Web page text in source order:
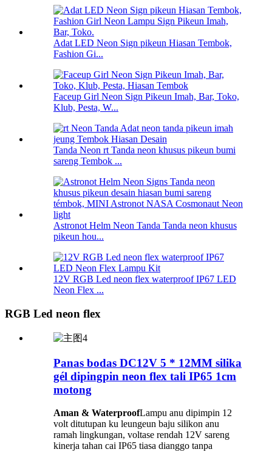
Adat LED Neon Sign pikeun Hiasan Tembok,
Fashion Gi...
Faceup Girl Neon Sign Pikeun Imah, Bar, Toko,
Klub, Pesta, W...
Tanda Neon rt Tanda neon khusus pikeun bumi
sareng Tembok ...
Astronot Helm Neon Tanda Tanda neon khusus
pikeun hou...
12V RGB Led neon flex waterproof IP67 LED
Neon Flex ...
RGB Led neon flex
Panas bodas DC12V 5 * 12MM silika
gél dipingpin neon flex tali IP65 1cm
motong
Aman & WaterproofLampu anu dipimpin 12
volt ditutupan ku leungeun baju silikon anu
ramah lingkungan, voltase rendah 12V sareng
kinerja tahan cai IP65 tiasa dianggo tanpa